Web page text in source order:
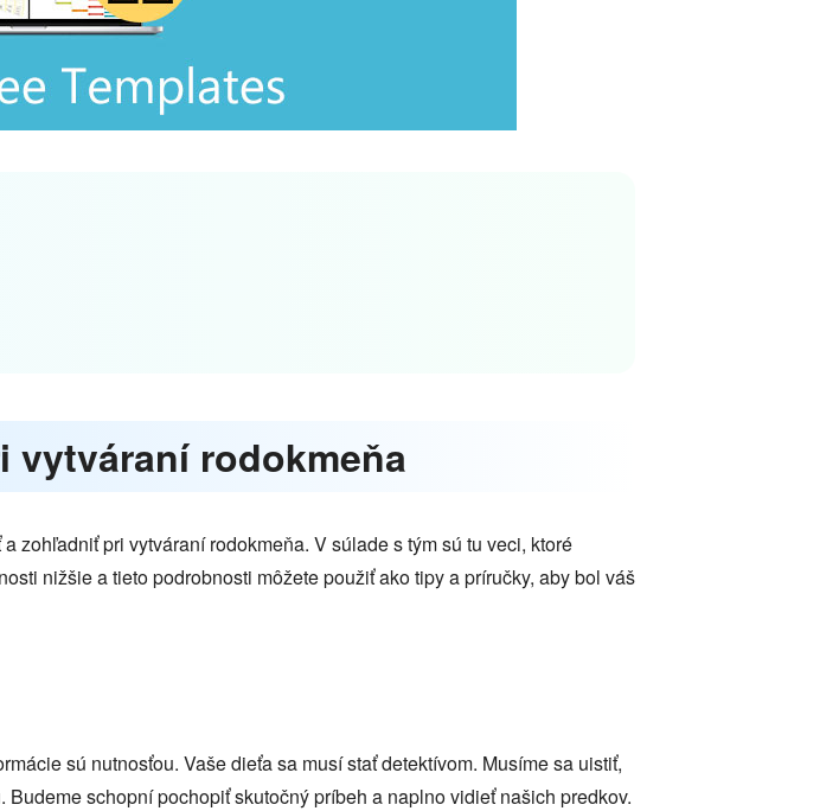
vytváraní rodokmeňa
zohľadniť pri vytváraní rodokmeňa. V súlade s tým sú tu veci, ktoré
nižšie a tieto podrobnosti môžete použiť ako tipy a príručky, aby bol váš
sú nutnosťou. Vaše dieťa sa musí stať detektívom. Musíme sa uistiť,
schopní pochopiť skutočný príbeh a naplno vidieť našich predkov.